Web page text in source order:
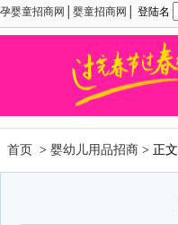
孕婴童招商网 婴童招商网 │ 登陆名
首页 > 婴幼儿用品招商 > 正文